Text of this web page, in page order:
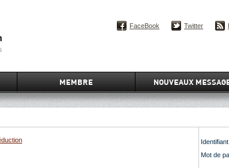
MEMBRE NOUVEAUX
FaceBook Twitter
Identifiant
Mot de